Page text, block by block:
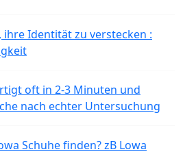
ihre Identität zu verstecken :
oft in 2-3 Minuten und
nach echter Untersuchung
Schuhe finden? zB Lowa